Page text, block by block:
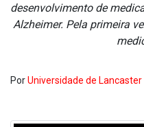
desenvolvimento de
Alzheimer. Pela primeira
PorUniversidade de